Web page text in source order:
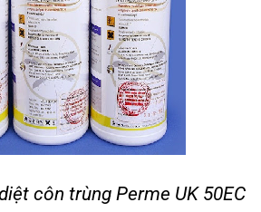
côn trùng Perme UK 50EC